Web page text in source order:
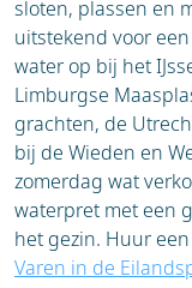
sloten, plassen en
uitstekend voor
water op bij het
Limburgse
grachten, de
bij de Wieden en
zomerdag wat
waterpret met een
het gezin. Huur
Varen in de